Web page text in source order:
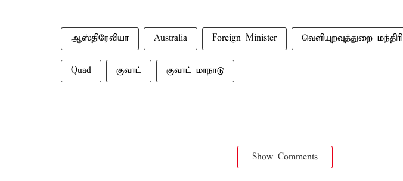
ஆஸ்திரேலியா Australia Foreign Minister வெளியுறவுத்துறை மந்திரி
Quad குவாட் குவாட் மாநாடு
Show Comments